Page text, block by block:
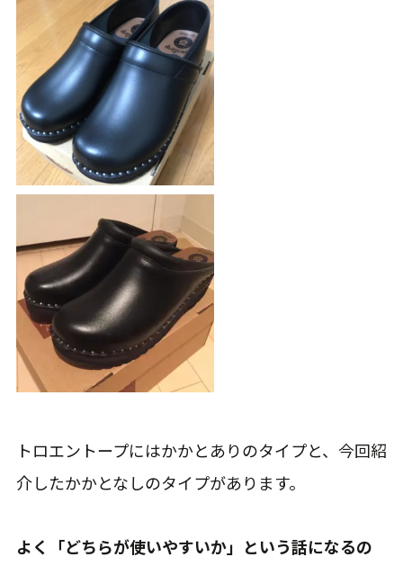
トロエントープにはかかとありのタイプと、今回紹
介したかかとなしのタイプがあります。
よく「どちらが使いやすいか」という話になるの